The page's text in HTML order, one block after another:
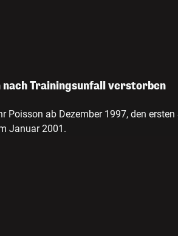
Trainingsunfall verstorben
Poisson ab Dezember 1997, den
Januar 2001.